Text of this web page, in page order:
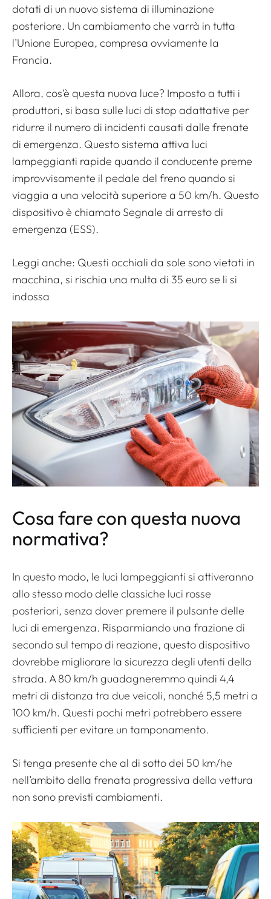
dotati di un nuovo sistema di illuminazione
posteriore. Un cambiamento che varrà in tutta
l’Unione Europea, compresa ovviamente la
Francia.
Allora, cos’è questa nuova luce? Imposto a tutti i
produttori, si basa sulle luci di stop adattative per
ridurre il numero di incidenti causati dalle frenate
di emergenza. Questo sistema attiva luci
lampeggianti rapide quando il conducente preme
improvvisamente il pedale del freno quando si
viaggia a una velocità superiore a 50 km/h. Questo
dispositivo è chiamato Segnale di arresto di
emergenza (ESS).
Leggi anche: Questi occhiali da sole sono vietati in
macchina, si rischia una multa di 35 euro se li si
indossa
Cosa fare con questa nuova
normativa?
In questo modo, le luci lampeggianti si attiveranno
allo stesso modo delle classiche luci rosse
posteriori, senza dover premere il pulsante delle
luci di emergenza. Risparmiando una frazione di
secondo sul tempo di reazione, questo dispositivo
dovrebbe migliorare la sicurezza degli utenti della
strada. A 80 km/h guadagneremmo quindi 4,4
metri di distanza tra due veicoli, nonché 5,5 metri a
100 km/h. Questi pochi metri potrebbero essere
sufficienti per evitare un tamponamento.
Si tenga presente che al di sotto dei 50 km/he
nell’ambito della frenata progressiva della vettura
non sono previsti cambiamenti.